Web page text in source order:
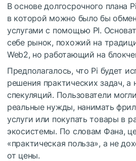
В основе долгосрочного плана
в которой можно было бы
услугами с помощью PI.
себе рынок, похожий на
Web2, но работающий на
Предполагалось, что Pi будет
решения практических задач, а
спекуляций. Пользователи
реальные нужды, нанимать
услуги или покупать товары в
экосистемы. По словам Фана,
«практическая польза», а не
от цены.